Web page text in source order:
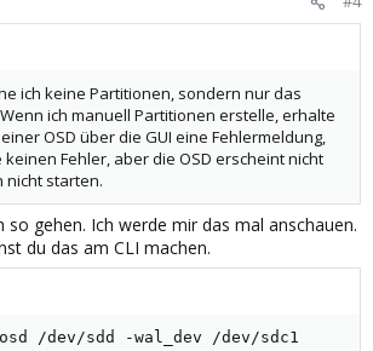
ich keine Partitionen, sondern nur das
ich manuell Partitionen erstelle, erhalte
OSD über die GUI eine Fehlermeldung,
Fehler, aber die OSD erscheint nicht
nicht starten.
so gehen. Ich werde mir das mal anschauen.
du das am CLI machen.
/dev/sdd -wal_dev /dev/sdc1